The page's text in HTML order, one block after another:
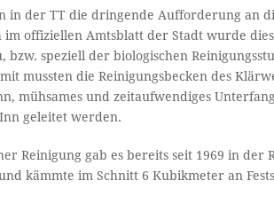
in der TT die dringende Aufforderung an
offiziellen Amtsblatt der Stadt wurde
bzw. speziell der biologischen
mussten die Reinigungsbecken des
mühsames und zeitaufwendiges
geleitet werden.
Reinigung gab es bereits seit 1969 in der
kämmte im Schnitt 6 Kubikmeter an